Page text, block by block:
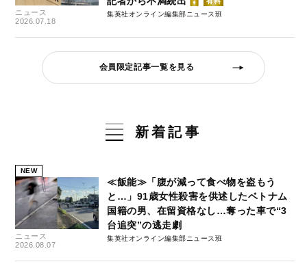
ニュース
2026.07.18
集英社オンライン編集部ニュース班
会員限定記事一覧を見る
新着記事
NEW
ニュース
2026.08.07
≪飯能≫「腹が減って食べ物を盗もう
と…」91歳女性殺害を供述したベトナム
国籍の男、在留資格なし…奪った車で“3
台追突”の逃走劇
集英社オンライン編集部ニュース班